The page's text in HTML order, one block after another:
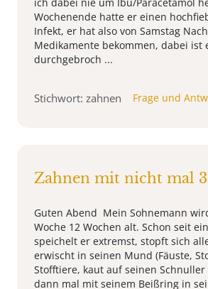
Wochenende hatte er einen
Infekt, er hat also von Samstag
Medikamente bekommen, dabei ist
durchgebroch ...
Stichwort: zahnen Frage und
Zahnen mit nicht mal
Guten Abend Mein Sohnemann
Woche 12 Wochen alt. Schon seit
speichelt er extremst, stopft sich
erwischt in seinen Mund (Fäuste,
Stofftiere, kaut auf seinen Schnuller
dann mal mit seinem Beißring in